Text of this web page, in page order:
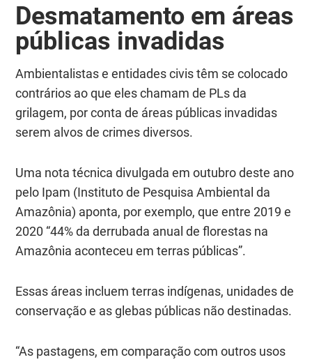
Desmatamento em áreas
públicas invadidas
Ambientalistas e entidades civis têm se colocado
contrários ao que eles chamam de PLs da
grilagem, por conta de áreas públicas invadidas
serem alvos de crimes diversos.
Uma nota técnica divulgada em outubro deste ano
pelo Ipam (Instituto de Pesquisa Ambiental da
Amazônia) aponta, por exemplo, que entre 2019 e
2020 “44% da derrubada anual de florestas na
Amazônia aconteceu em terras públicas”.
Essas áreas incluem terras indígenas, unidades de
conservação e as glebas públicas não destinadas.
“As pastagens, em comparação com outros usos